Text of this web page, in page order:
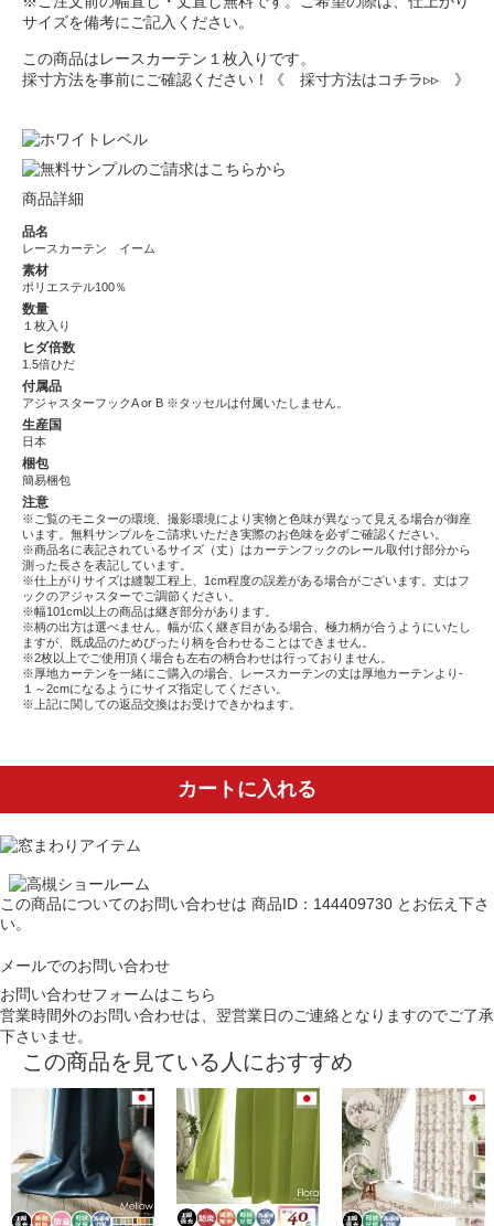
サイズを備考にご記入ください。
この商品はレースカーテン１枚入りです。
採寸方法を事前にご確認ください！
《 採寸方法はコチラ▹▹ 》
商品詳細
品名
レースカーテン イーム
素材
ポリエステル100％
数量
１枚入り
ヒダ倍数
1.5倍ひだ
付属品
アジャスターフックA or B ※タッセルは付属いたしません。
生産国
日本
梱包
簡易梱包
注意
※ご覧のモニターの環境、撮影環境により実物と色味が異なって見える場合が御座
います。無料サンプルをご請求いただき実際のお色味を必ずご確認ください。
※商品名に表記されているサイズ（丈）はカーテンフックのレール取付け部分から
測った長さを表記しています。
※仕上がりサイズは縫製工程上、1cm程度の誤差がある場合がございます。丈はフ
ックのアジャスターでご調節ください。
※幅101cm以上の商品は継ぎ部分があります。
※柄の出方は選べません。幅が広く継ぎ目がある場合、極力柄が合うようにいたし
ますが、既成品のためぴったり柄を合わせることはできません。
※2枚以上でご使用頂く場合も左右の柄合わせは行っておりません。
※厚地カーテンを一緒にご購入の場合、レースカーテンの丈は厚地カーテンより-
１～2cmになるようにサイズ指定してください。
※上記に関しての返品交換はお受けできかねます。
カートに入れる
この商品についてのお問い合わせは 商品ID：144409730 とお伝え下さ
い。
メールでのお問い合わせ
お問い合わせフォームはこちら
営業時間外のお問い合わせは、翌営業日のご連絡となりますのでご了承
下さいませ。
この商品を見ている人におすすめ